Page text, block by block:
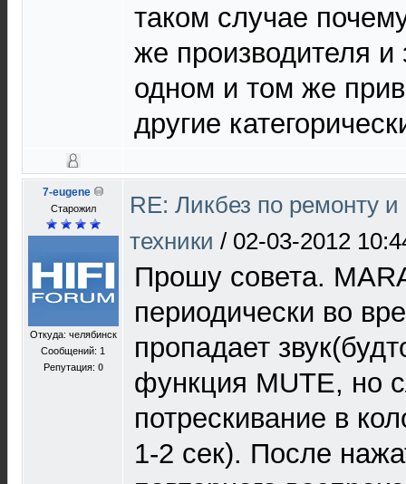
таком случае
же производителя
одном и том же
другие
7-eugene
Старожил
Откуда: челябинск
Сообщений: 1
Репутация: 0
RE: Ликбез по ремонту
техники / 02-03-2012
Прошу совета.
периодически во
пропадает
функция MUTE, но
потрескивание в
1-2 сек). После